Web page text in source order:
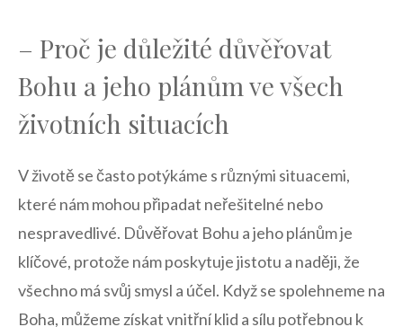
– Proč je důležité důvěřovat
Bohu a jeho plánům ve všech
životních situacích
V životě se často potýkáme s různými situacemi,
které nám mohou připadat neřešitelné nebo
nespravedlivé. Důvěřovat Bohu a jeho plánům je
klíčové, protože nám poskytuje jistotu a naději, že
všechno má svůj smysl a účel. Když se spolehneme na
Boha, můžeme získat vnitřní klid a sílu potřebnou k